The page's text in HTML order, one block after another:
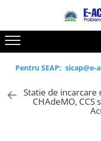
Toate Produsele
Acumulatori, Baterii si
Uzuale
Baterii alcaline
Baterii litiu
Reduceri de vara
Cabluri
Acumulatori
Prelungitoare
Panouri fotovoltaice
Pentru SEAP: sicap@e-
Statie de incarcare
CHAdeMO, CCS